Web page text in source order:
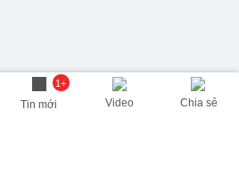
1+
Tin mới Video Chia sẻ